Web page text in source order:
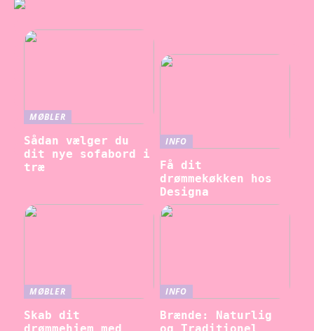
MØBLER
Sådan vælger du
dit nye sofabord i
træ
INFO
Få dit
drømmekøkken hos
Designa
MØBLER
Skab dit
INFO
Brænde: Naturlig